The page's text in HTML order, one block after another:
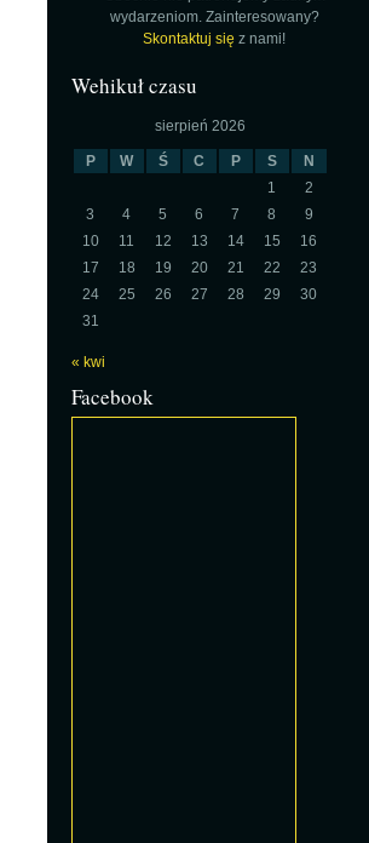
wydarzeniom. Zainteresowany?
Skontaktuj się z nami!
Wehikuł czasu
sierpień 2026
P W Ś C P S
N
1
2
3
4 5 6 7 8
9
10
11 12 13 14 15
16
17
18 19 20 21 22
23
24
25 26 27 28 29
30
31
« kwi
Facebook